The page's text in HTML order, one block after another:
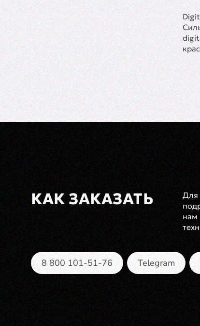
КАК ЗАКАЗАТЬ
Для
нам
8 800 101-51-76 Telegram